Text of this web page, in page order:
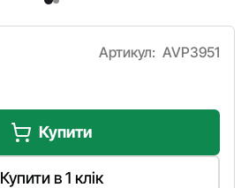
Артикул: AVP3951
Купити
Купити в 1 клік